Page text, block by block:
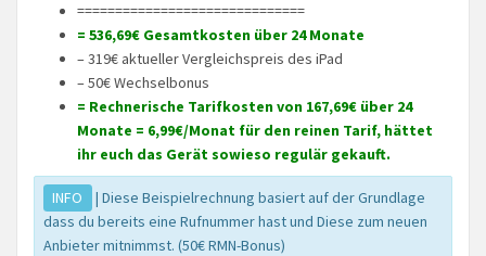
==============================
= 536,69€ Gesamtkosten über 24 Monate
– 319€ aktueller Vergleichspreis des iPad
– 50€ Wechselbonus
= Rechnerische Tarifkosten von 167,69€ über 24
Monate = 6,99€/Monat für den reinen Tarif, hättet
ihr euch das Gerät sowieso regulär gekauft.
INFO
| Diese Beispielrechnung basiert auf der Grundlage
dass du bereits eine Rufnummer hast und Diese zum neuen
Anbieter mitnimmst. (50€ RMN-Bonus)